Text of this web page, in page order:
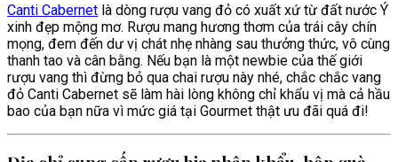
Canti Cabernet là dòng rượu vang đỏ có xuất xứ từ đất nước Ý
xinh đẹp mộng mơ. Rượu mang hương thơm của trái cây chín
mọng, đem đến dư vị chát nhẹ nhàng sau thưởng thức, vô cùng
thanh tao và cân bằng. Nếu bạn là một newbie của thế giới
rượu vang thì đừng bỏ qua chai rượu này nhé, chắc chắc vang
đỏ Canti Cabernet sẽ làm hài lòng không chỉ khẩu vị mà cả hầu
bao của bạn nữa vì mức giá tại Gourmet thật ưu đãi quá đi!